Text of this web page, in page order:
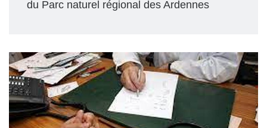
du Parc naturel régional des Ardennes